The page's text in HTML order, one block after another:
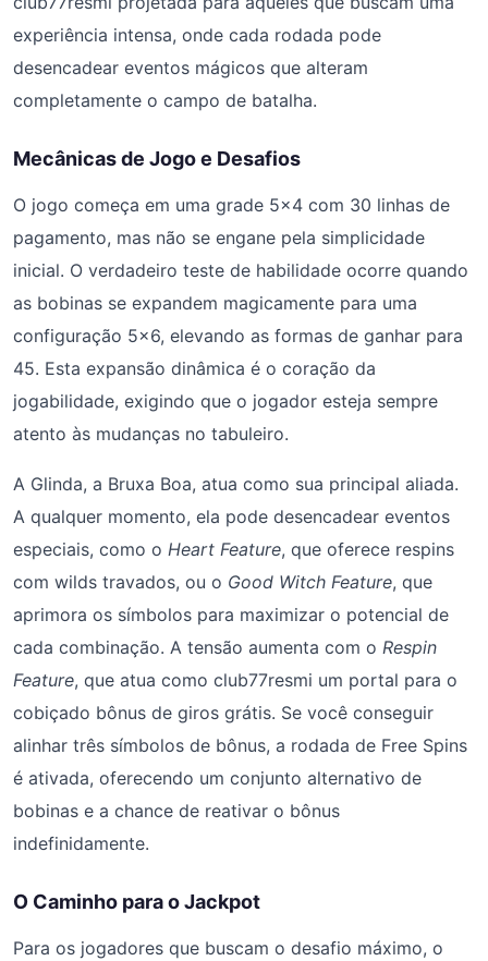
experiência intensa, onde cada rodada pode
desencadear eventos mágicos que alteram
completamente o campo de batalha.
Mecânicas de Jogo e Desafios
O jogo começa em uma grade 5×4 com 30 linhas de
pagamento, mas não se engane pela simplicidade
inicial. O verdadeiro teste de habilidade ocorre quando
as bobinas se expandem magicamente para uma
configuração 5×6, elevando as formas de ganhar para
45. Esta expansão dinâmica é o coração da
jogabilidade, exigindo que o jogador esteja sempre
atento às mudanças no tabuleiro.
A Glinda, a Bruxa Boa, atua como sua principal aliada.
A qualquer momento, ela pode desencadear eventos
especiais, como o Heart Feature, que oferece respins
com wilds travados, ou o Good Witch Feature, que
aprimora os símbolos para maximizar o potencial de
cada combinação. A tensão aumenta com o Respin
Feature, que atua como club77resmi um portal para o
cobiçado bônus de giros grátis. Se você conseguir
alinhar três símbolos de bônus, a rodada de Free Spins
é ativada, oferecendo um conjunto alternativo de
bobinas e a chance de reativar o bônus
indefinidamente.
O Caminho para o Jackpot
Para os jogadores que buscam o desafio máximo, o